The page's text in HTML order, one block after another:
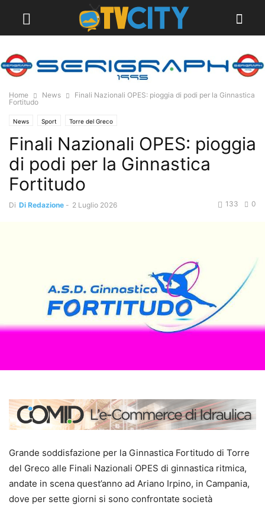
Home News
Finali Nazionali OPES: pioggia di podi per la Ginnastica
Fortitudo
News Sport Torre del Greco
Finali Nazionali OPES: pioggia
di podi per la Ginnastica
Fortitudo
Di Di Redazione - 2 Luglio 2026 0
133
Grande soddisfazione per la Ginnastica Fortitudo di Torre
del Greco alle Finali Nazionali OPES di ginnastica ritmica,
andate in scena quest’anno ad Ariano Irpino, in Campania,
dove per sette giorni si sono confrontate società